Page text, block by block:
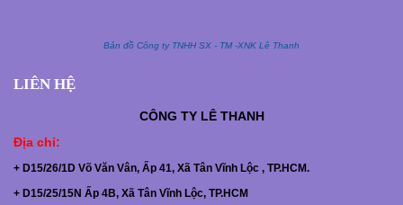
Bản đồ Công ty TNHH SX - TM -XNK Lê Thanh
LIÊN HỆ
CÔNG TY LÊ THANH
Địa chỉ:
+ D15/26/1D Võ Văn Vân, Ấp 41, Xã Tân Vĩnh Lộc , TP.HCM.
+ D15/25/15N Ấp 4B, Xã Tân Vĩnh Lộc, TP.HCM